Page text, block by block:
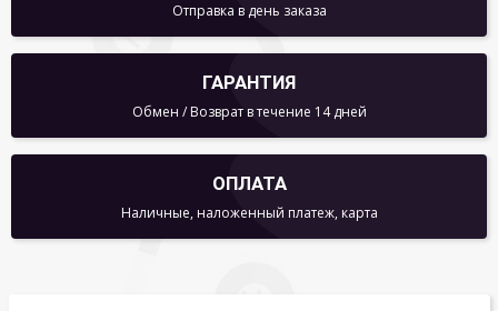
Отправка в день заказа
ГАРАНТИЯ
Обмен / Возврат в течение 14 дней
ОПЛАТА
Наличные, наложенный платеж, карта